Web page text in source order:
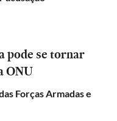
pode se tornar
ONU
Forças Armadas e